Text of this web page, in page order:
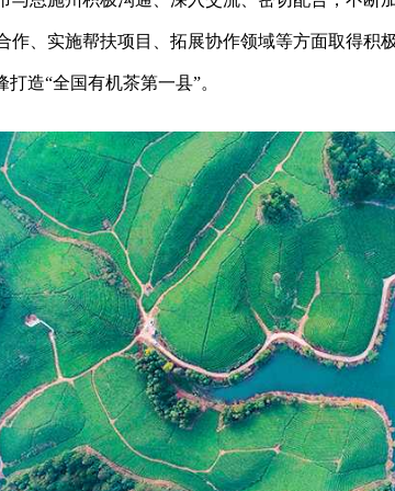
作、实施帮扶项目、拓展协作领域等方面取得积
造“全国有机茶第一县”。